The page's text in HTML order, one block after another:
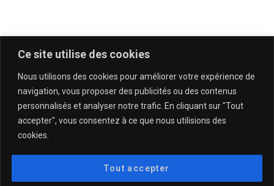
Ce site utilise des cookies
Nous utilisons des cookies pour améliorer votre expérience de
navigation, vous proposer des publicités ou des contenus
personnalisés et analyser notre trafic. En cliquant sur "Tout
accepter", vous consentez à ce que nous utilisions des
cookies.
Tout accepter